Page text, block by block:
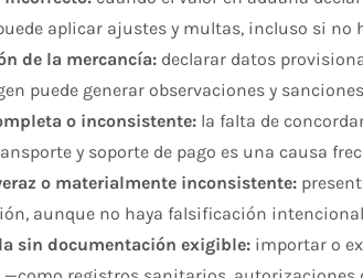
aplicar ajustes y multas, incluso si
de la mercancía: declarar datos
puede generar observaciones y
o inconsistente: la falta de
y soporte de pago es una causa
o materialmente inconsistente:
aunque no haya falsificación
sin documentación exigible: importar o